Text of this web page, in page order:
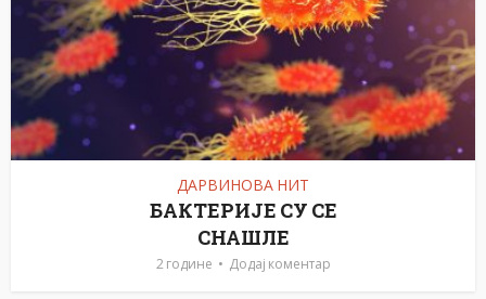
ДАРВИНОВА НИТ
БАКТЕРИЈЕ СУ СЕ
СНАШЛЕ
2 године Додај коментар